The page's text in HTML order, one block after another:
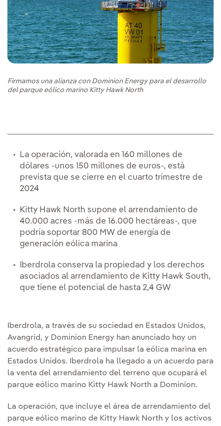
Firmamos una alianza con Dominion Energy para el desarrollo
del parque eólico marino Kitty Hawk North
La operación, valorada en 160 millones de
dólares -unos 150 millones de euros-, está
prevista que se cierre en el cuarto trimestre de
2024
Kitty Hawk North supone el arrendamiento de
40.000 acres -más de 16.000 hectáreas-, que
podría soportar 800 MW de energía de
generación eólica marina
Iberdrola conserva la propiedad y los derechos
asociados al arrendamiento de Kitty Hawk South,
que tiene el potencial de hasta 2,4 GW
Iberdrola, a través de su sociedad en Estados Unidos,
Avangrid, y Dominion Energy han anunciado hoy un
acuerdo estratégico para impulsar la eólica marina en
Estados Unidos. Iberdrola ha llegado a un acuerdo para
la venta del arrendamiento del terreno que ocupará el
parque eólico marino Kitty Hawk North a Dominion.
La operación, que incluye el área de arrendamiento del
parque eólico marino de Kitty Hawk North y los activos